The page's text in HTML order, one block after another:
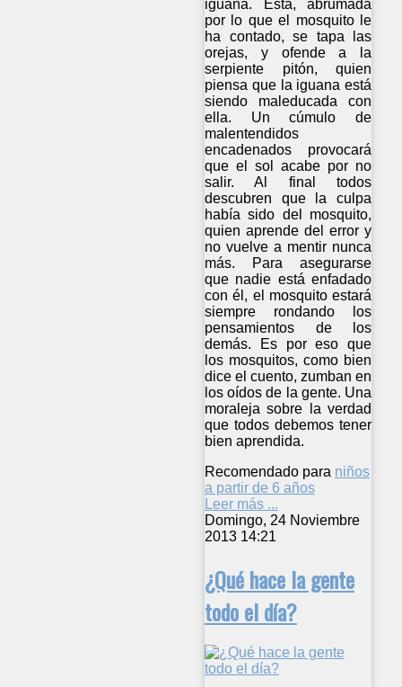
iguana. Ésta, abrumada
por lo que el mosquito le
ha contado, se tapa las
orejas, y ofende a la
serpiente pitón, quien
piensa que la iguana está
siendo maleducada con
ella. Un cúmulo de
malentendidos
encadenados provocará
que el sol acabe por no
salir. Al final todos
descubren que la culpa
había sido del mosquito,
quien aprende del error y
no vuelve a mentir nunca
más. Para asegurarse
que nadie está enfadado
con él, el mosquito estará
siempre rondando los
pensamientos de los
demás. Es por eso que
los mosquitos, como bien
dice el cuento, zumban en
los oídos de la gente. Una
moraleja sobre la verdad
que todos debemos tener
bien aprendida.
Recomendado para niños
a partir de 6 años
Leer más ...
Domingo, 24 Noviembre
2013 14:21
¿Qué hace la gente
todo el día?